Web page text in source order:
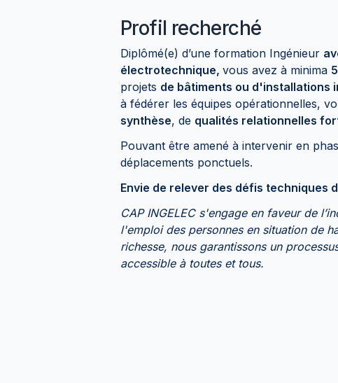
Profil recherché
Diplômé(e) d’une formation Ingénieur
électrotechnique, vous avez à minima
projets de bâtiments ou d'installations
à fédérer les équipes opérationnelles,
synthèse, de qualités relationnelles
Pouvant être amené à intervenir en
déplacements ponctuels.
Envie de relever des défis techniques
CAP INGELEC s'engage en faveur de
l'emploi des personnes en situation de
richesse, nous garantissons un
accessible à toutes et tous.